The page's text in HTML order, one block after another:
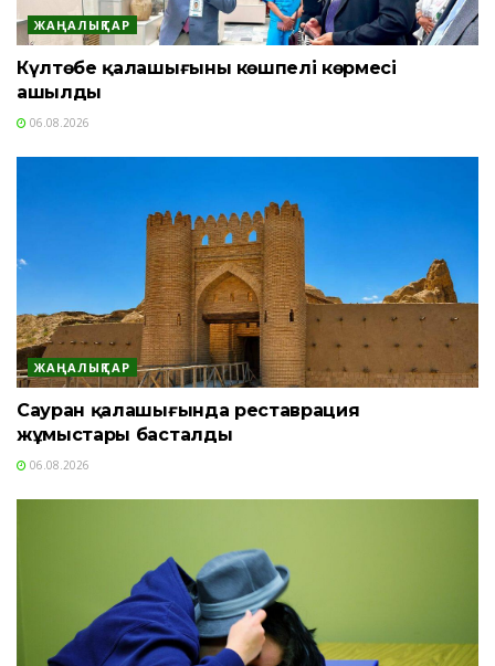
ЖАҢАЛЫҚТАР
Күлтөбе қалашығының көшпелі көрмесі
ашылды
06.08.2026
ЖАҢАЛЫҚТАР
Сауран қалашығында реставрация
жұмыстары басталды
06.08.2026